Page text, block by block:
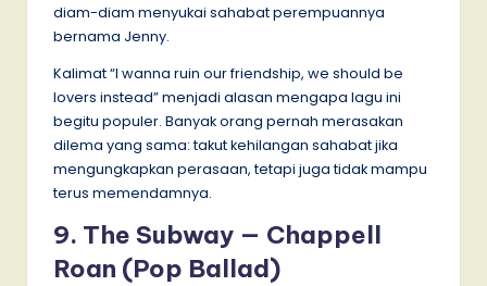
diam-diam menyukai sahabat perempuannya
bernama Jenny.
Kalimat “I wanna ruin our friendship, we should be
lovers instead” menjadi alasan mengapa lagu ini
begitu populer. Banyak orang pernah merasakan
dilema yang sama: takut kehilangan sahabat jika
mengungkapkan perasaan, tetapi juga tidak mampu
terus memendamnya.
9. The Subway — Chappell
Roan (Pop Ballad)